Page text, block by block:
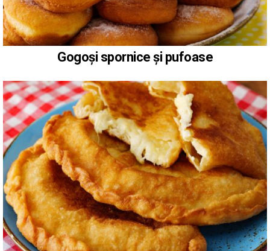
Gogoși spornice și pufoase